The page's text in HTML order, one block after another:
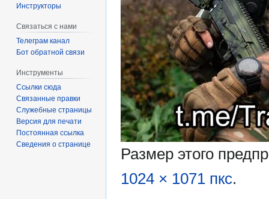
Размер этого
1024 × 1071 пкс.
Инструкторы
Связаться с нами
Телеграм канал
Бот обратной связи
Инструменты
Ссылки сюда
Связанные правки
Служебные страницы
Версия для печати
Постоянная ссылка
Сведения о странице